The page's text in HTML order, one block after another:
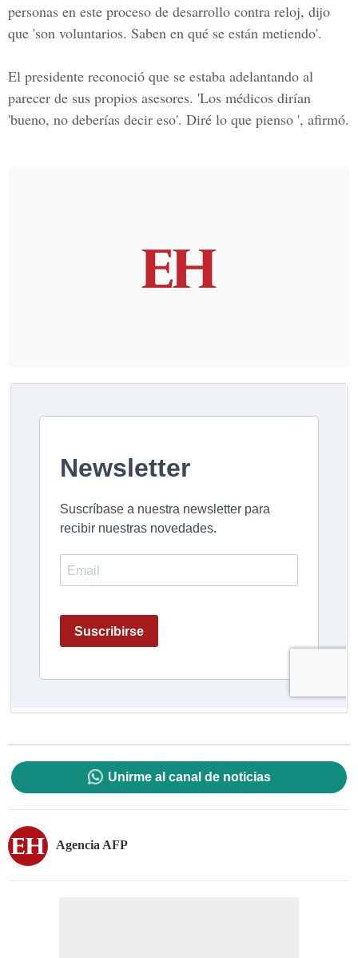
personas en este proceso de desarrollo contra reloj, dijo
que 'son voluntarios. Saben en qué se están metiendo'.
El presidente reconoció que se estaba adelantando al
parecer de sus propios asesores. 'Los médicos dirían
'bueno, no deberías decir eso'. Diré lo que pienso ', afirmó.
Unirme al canal de noticias
Agencia AFP